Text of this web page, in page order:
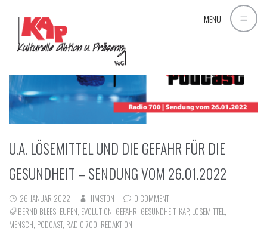
MENU
U.A. LÖSEMITTEL UND DIE GEFAHR FÜR DIE
GESUNDHEIT – SENDUNG VOM 26.01.2022
26 JANUAR 2022 JIMSTON
0 COMMENT
BERND BLEES EUPEN EVOLUTION GEFAHR GESUNDHEIT, KAP, LÖSEMITTEL
MENSCH PODCAST, RADIO 700 REDAKTION